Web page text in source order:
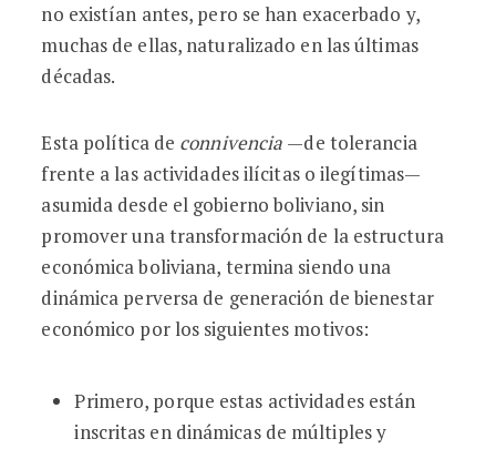
no existían antes, pero se han exacerbado y,
muchas de ellas, naturalizado en las últimas
décadas.
Esta política de connivencia —de tolerancia
frente a las actividades ilícitas o ilegítimas—
asumida desde el gobierno boliviano, sin
promover una transformación de la estructura
económica boliviana, termina siendo una
dinámica perversa de generación de bienestar
económico por los siguientes motivos:
Primero, porque estas actividades están
inscritas en dinámicas de múltiples y